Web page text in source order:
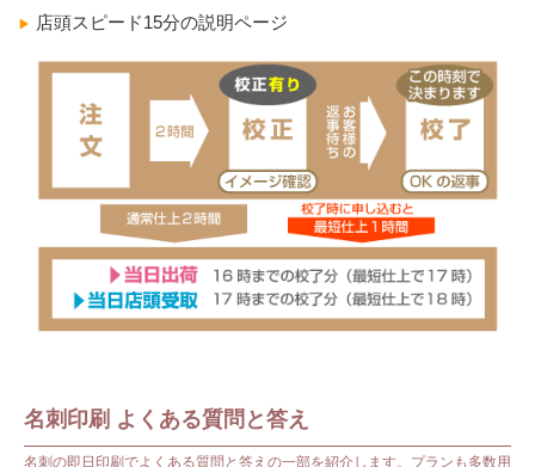
▶ 店頭スピード15分の説明ページ
名刺印刷 よくある質問と答え
名刺の即日印刷でよくある質問と答えの一部を紹介します。プランも多数用